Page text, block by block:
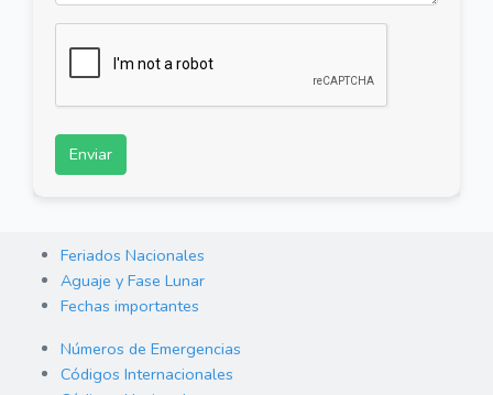
Enviar
Feriados Nacionales
Aguaje y Fase Lunar
Fechas importantes
Números de Emergencias
Códigos Internacionales